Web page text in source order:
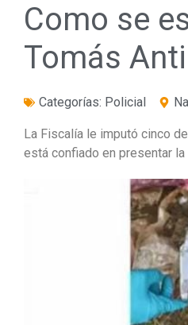
Como se
Tomás
Categorías: Policial
La Fiscalía le imputó cinco
está confiado en presentar